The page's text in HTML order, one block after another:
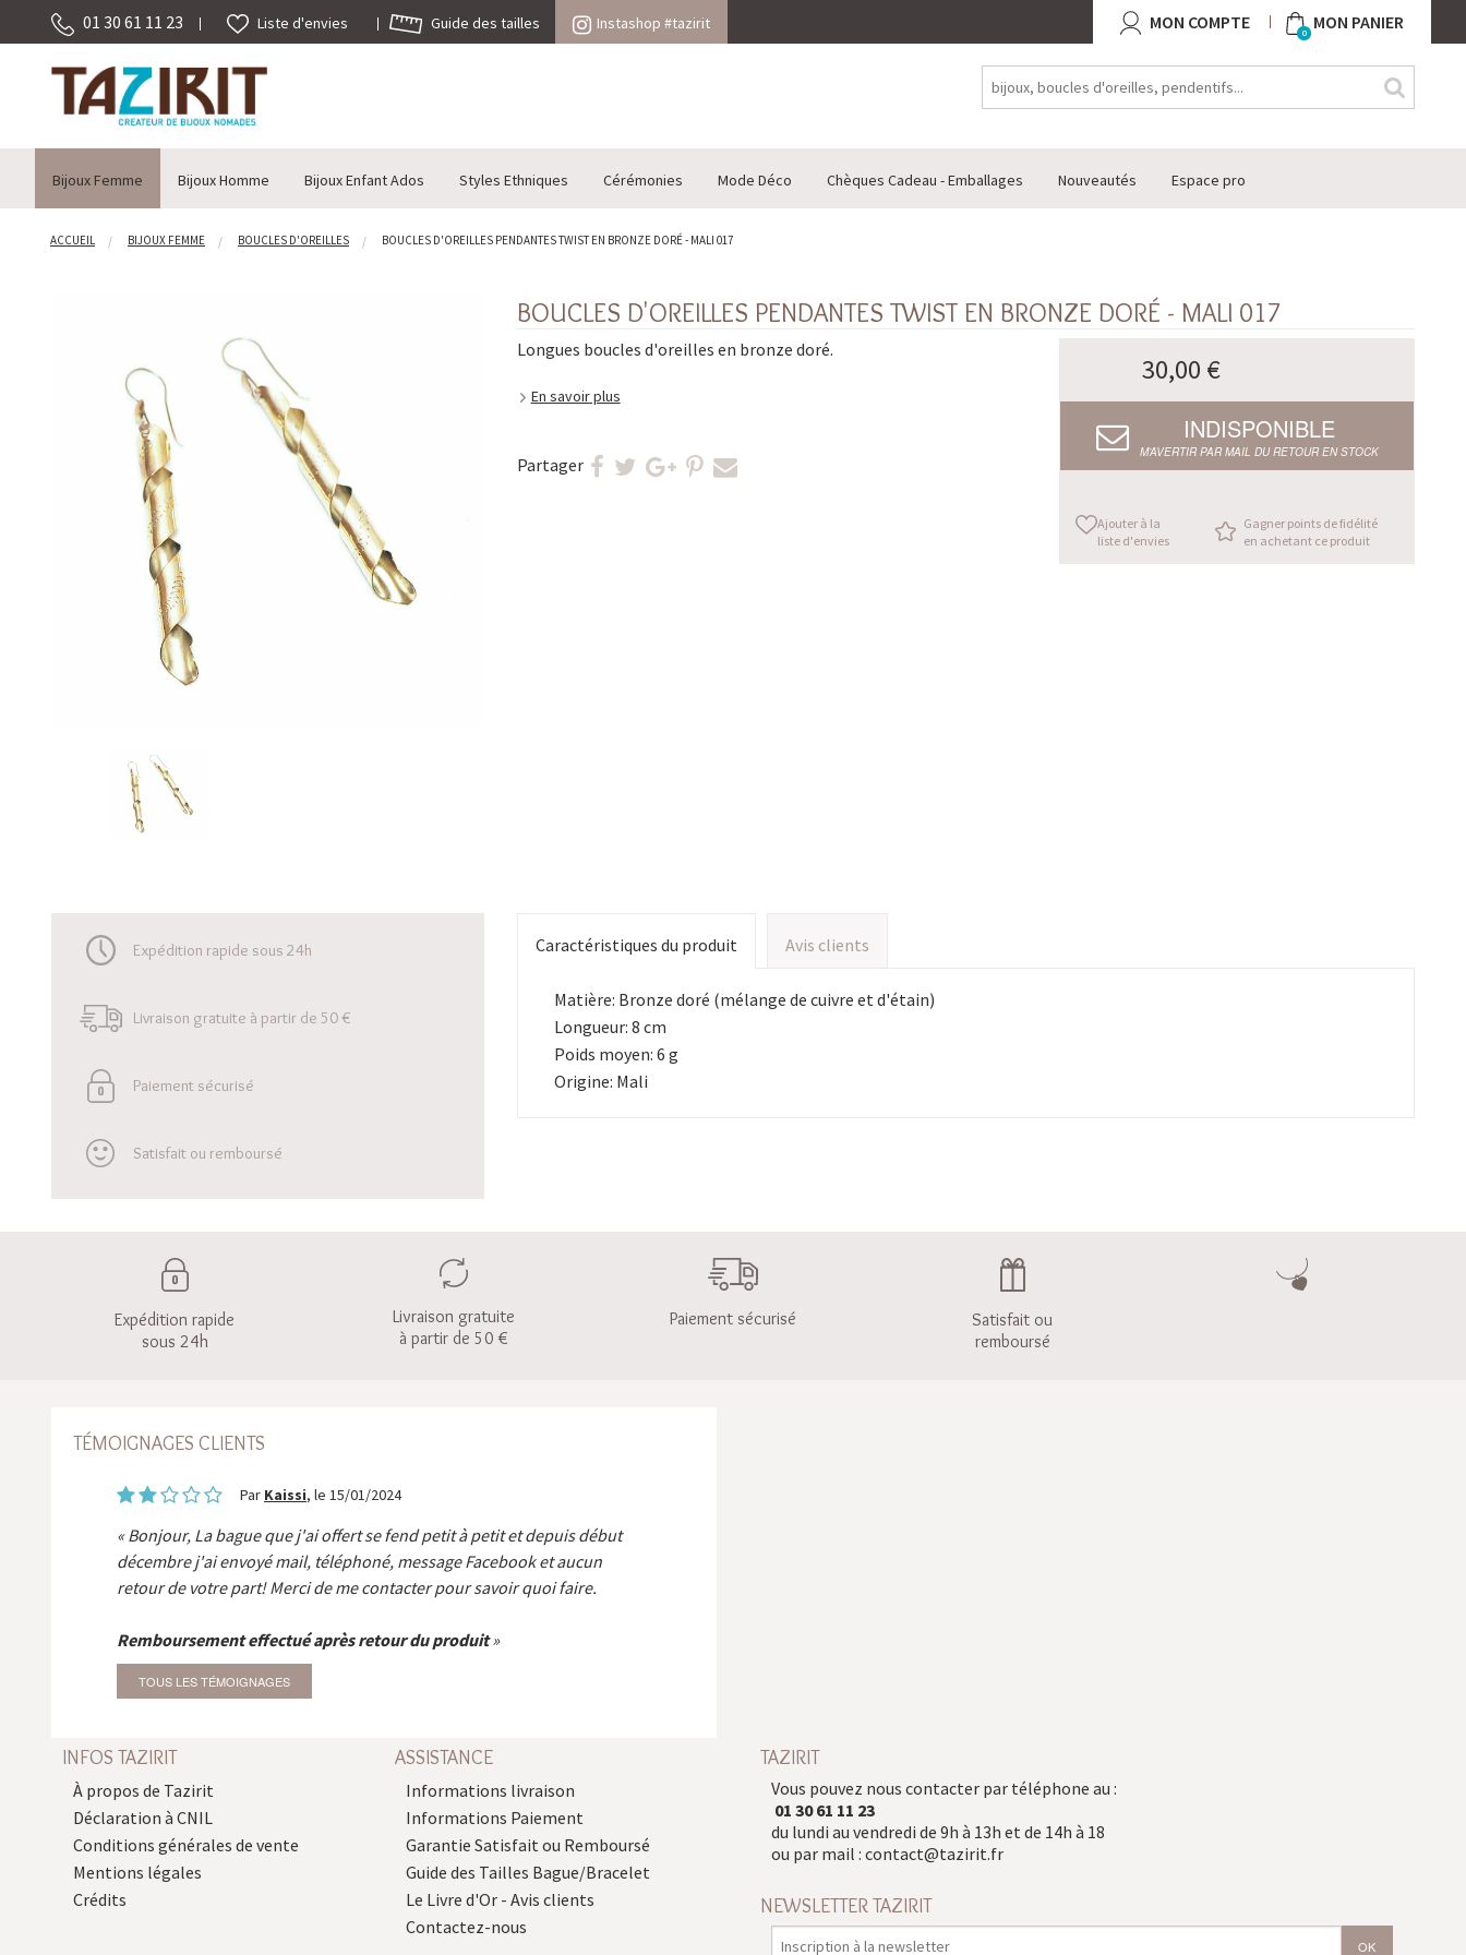
01 30 61 11 23 Liste d'envies Guide des tailles Instashop #tazirit MON COMPTE 0 MON PANIER
Bijoux Femme Bijoux Homme Bijoux Enfant Ados Styles Ethniques Cérémonies Mode Déco Chèques Cadeau - Emballages Nouveautés Espace pro
ACCUEIL BIJOUX FEMME BOUCLES D'OREILLES BOUCLES D'OREILLES PENDANTES TWIST EN BRONZE DORÉ - MALI 017
BOUCLES D'OREILLES PENDANTES TWIST EN BRONZE DORÉ - MALI 017
Longues boucles d'oreilles en bronze doré.
En savoir plus
Partager
30,00 €
INDISPONIBLE
M’AVERTIR PAR MAIL DU RETOUR EN STOCK
Ajouter à la
liste d'envies
Gagner points de fidélité
en achetant ce produit
Expédition rapide sous 24h
Livraison gratuite à partir de 50 €
Paiement sécurisé
Satisfait ou remboursé
Caractéristiques du produit Avis clients
Matière: Bronze doré (mélange de cuivre et d'étain)
Longueur: 8 cm
Poids moyen: 6 g
Origine: Mali
Expédition rapide
sous 24h
Livraison gratuite
à partir de 50 €
Paiement sécurisé
Satisfait ou
remboursé
TÉMOIGNAGES CLIENTS
Par Kaissi, le 15/01/2024
Bonjour, La bague que j'ai offert se fend petit à petit et depuis début
décembre j'ai envoyé mail, téléphoné, message Facebook et aucun
retour de votre part! Merci de me contacter pour savoir quoi faire.
Remboursement effectué après retour du produit
TOUS LES TÉMOIGNAGES
INFOS TAZIRIT
À propos de Tazirit
Déclaration à CNIL
Conditions générales de vente
Mentions légales
Crédits
ASSISTANCE
Informations livraison
Informations Paiement
Garantie Satisfait ou Remboursé
Guide des Tailles Bague/Bracelet
Le Livre d'Or - Avis clients
Contactez-nous
TAZIRIT
Vous pouvez nous contacter par téléphone au :
01 30 61 11 23
du lundi au vendredi de 9h à 13h et de 14h à 18
ou par mail : contact@tazirit.fr
NEWSLETTER TAZIRIT